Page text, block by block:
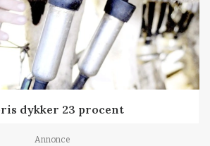
dykker 23 procent
Annonce